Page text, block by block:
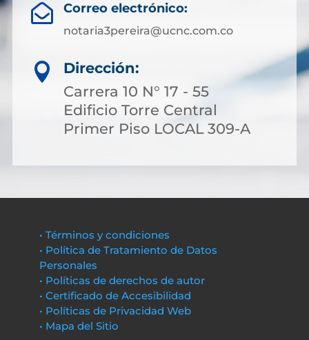
 Correo electrónico:
notaria3pereira@ucnc.com.co

Dirección:
Carrera 10 N° 17 - 55
Edificio Torre Central
Primer Piso LOCAL 309-A
• Términos y condiciones
• Política de Tratamiento de Datos
Personales
• Políticas de derechos de autor
• Certificado de Accesibilidad
• Políticas de Privacidad Web
• Mapa del Sitio